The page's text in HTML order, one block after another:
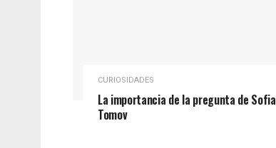
CURIOSIDADES
La importancia de la pregunta de Sofia
Tomov